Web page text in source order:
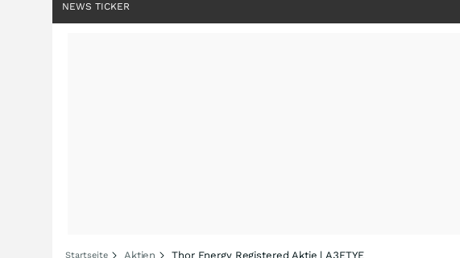
NEWS TICKER
Startseite Aktien Thor Energy Registered Aktie | A3ETYE